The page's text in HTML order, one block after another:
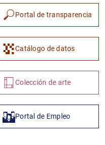
1 2
Portal de transparencia
Catálogo de datos
Colección de arte
Portal de Empleo